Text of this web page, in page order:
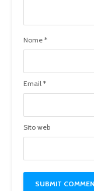
Nome *
Email *
Sito web